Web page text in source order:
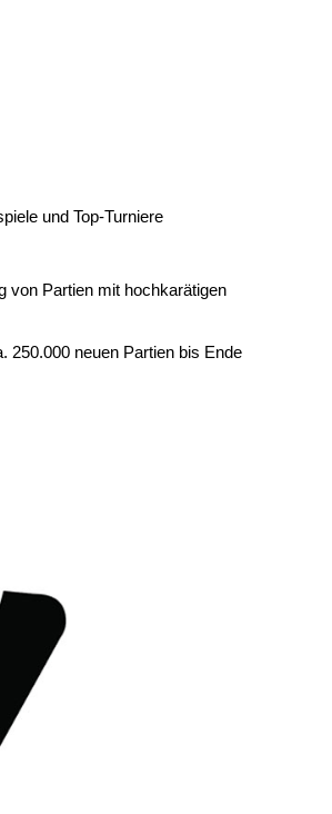
und Top-Turniere
von Partien mit hochkarätigen
250.000 neuen Partien bis Ende